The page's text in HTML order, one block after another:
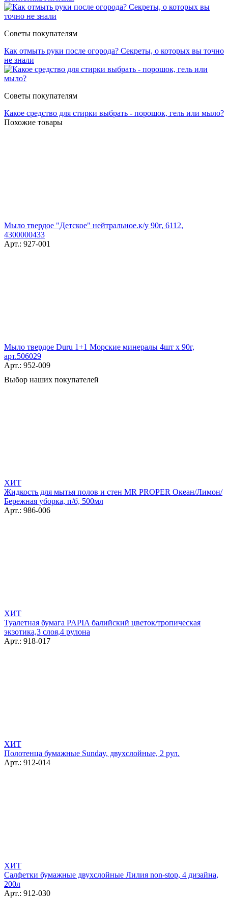
Советы покупателям
Как отмыть руки после огорода? Секреты, о которых вы точно
не знали
Советы покупателям
Какое средство для стирки выбрать - порошок, гель или мыло?
Похожие товары
Мыло твердое "Детское" нейтральное.к/у 90г, 6112,
4300000433
Арт.: 927-001
Мыло твердое Duru 1+1 Морские минералы 4шт x 90г,
арт.506029
Арт.: 952-009
Выбор наших покупателей
ХИТ
Жидкость для мытья полов и стен MR PROPER Океан/Лимон/
Бережная уборка, п/б, 500мл
Арт.: 986-006
ХИТ
Туалетная бумага PAPIA балийский цветок/тропическая
экзотика,3 слоя,4 рулона
Арт.: 918-017
ХИТ
Полотенца бумажные Sunday, двухслойные, 2 рул.
Арт.: 912-014
ХИТ
Салфетки бумажные двухслойные Лилия non-stop, 4 дизайна,
200л
Арт.: 912-030